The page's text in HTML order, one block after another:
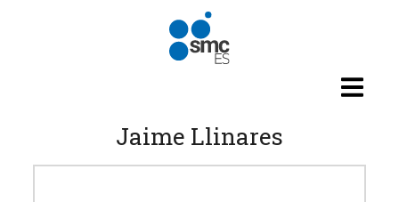
Pasar al contenido principal
Jaime Llinares